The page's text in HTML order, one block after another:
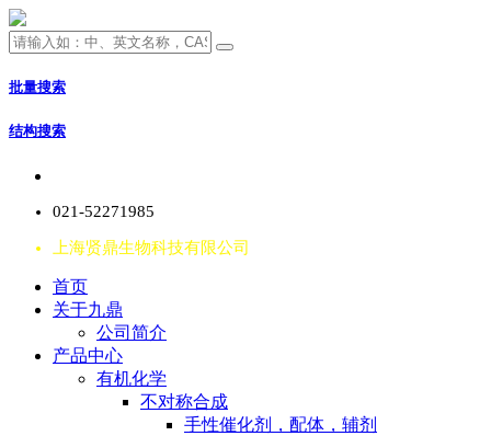
批量搜索
结构搜索
021-52271985
上海贤鼎生物科技有限公司
首页
关于九鼎
公司简介
产品中心
有机化学
不对称合成
手性催化剂，配体，辅剂